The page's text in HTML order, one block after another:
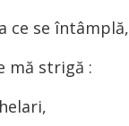
ce se întâmplă,
mă strigă :